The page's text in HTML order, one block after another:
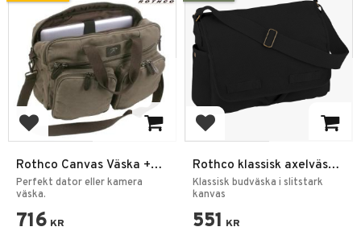
Add to favorites
Rothco Canvas Väska +
Ryggsäck
Perfekt dator eller kamera
väska.
716 KR
Add to favorites
Rothco klassisk axelväska
i canvas
Klassisk budväska i slitstark
kanvas
551 KR